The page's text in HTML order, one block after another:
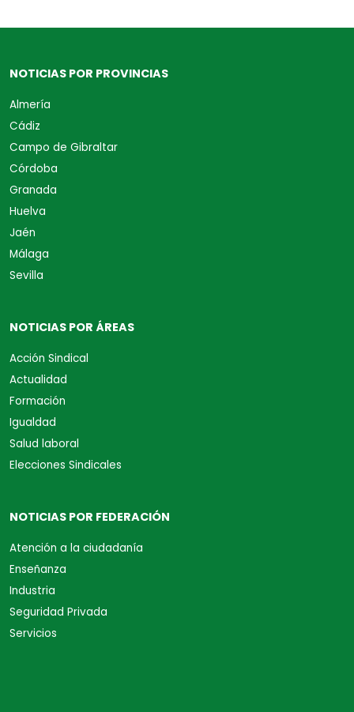
NOTICIAS POR PROVINCIAS
Almería
Cádiz
Campo de Gibraltar
Córdoba
Granada
Huelva
Jaén
Málaga
Sevilla
NOTICIAS POR ÁREAS
Acción Sindical
Actualidad
Formación
Igualdad
Salud laboral
Elecciones Sindicales
NOTICIAS POR FEDERACIÓN
Atención a la ciudadanía
Enseñanza
Industria
Seguridad Privada
Servicios